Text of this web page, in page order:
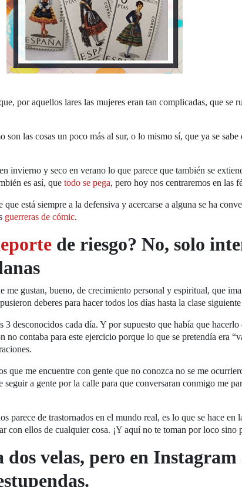
por aquellos lares las mujeres eran tan complicadas, que se
las cosas un poco más al sur, o lo mismo sí, que ya se
invierno y seco en verano lo que parece que también se
es así, que todo se pega, pero hoy nos centraremos en las
está siempre a la defensiva y acercarse a alguna se ha
guerreras de cómic.
de riesgo? No, solo
me gustan, bueno, de crecimiento personal y espiritual, que
deberes para hacer todos los días hasta la clase
3 desconocidos cada día. Y por supuesto que había que hacerlo
contaba para este ejercicio porque lo que se pretendía era
que me encuentre con gente que no conozca no se me
a gente por la calle para que conversaran conmigo me
parece de trastornados en el mundo real, es lo que se hace en
con ellos de cualquier cosa. ¡Y aquí no te toman por loco sino
velas, pero en Instagram